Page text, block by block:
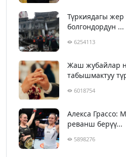
Түркиядагы жер
болгондордун ...
6254113
Жаш жубайлар
табышмактуу
6018754
Алекса Грассо:
реванш берүү...
5898276